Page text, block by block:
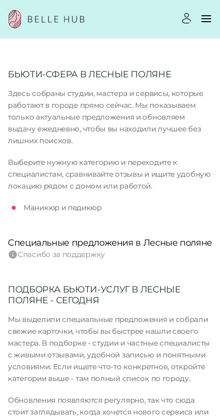
БЬЮТИ-СФЕРА В ЛЕСНЫЕ ПОЛЯНЕ
Здесь собраны студии, мастера и сервисы, которые
работают в городе прямо сейчас. Мы показываем
только актуальные предложения и обновляем
выдачу ежедневно, чтобы вы находили лучшее без
лишних поисков.
Выберите нужную категорию и переходите к
специалистам, сравнивайте отзывы и ищите удобную
локацию рядом с домом или работой.
Маникюр и педикюр
Специальные предложения в Лесные поляне
Спасибо за поддержку
ПОДБОРКА БЬЮТИ-УСЛУГ В ЛЕСНЫЕ
ПОЛЯНЕ - СЕГОДНЯ
Мы выделили специальные предложения и собрали
свежие карточки, чтобы вы быстрее нашли своего
мастера. В подборке - студии и частные специалисты
с живыми отзывами, удобной записью и понятными
условиями. Если ищете что-то конкретное, откройте
категории выше - там полный список по городу.
Обновления появляются регулярно, так что сюда
стоит заглядывать, когда хочется нового сервиса или